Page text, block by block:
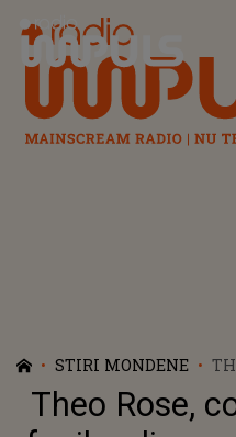
Radio Impuls
STIRI MONDENE
Theo Rose,